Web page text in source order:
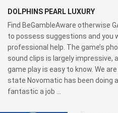
DOLPHINS PEARL LUXURY
Find BeGambleAware otherwise
to possess suggestions and you
professional help. The game’s
sound clips is largely impressive,
game play is easy to know. We
state Novomatic has been doing a
fantastic a job ...